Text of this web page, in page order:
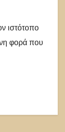
ιστότοπο
φορά που